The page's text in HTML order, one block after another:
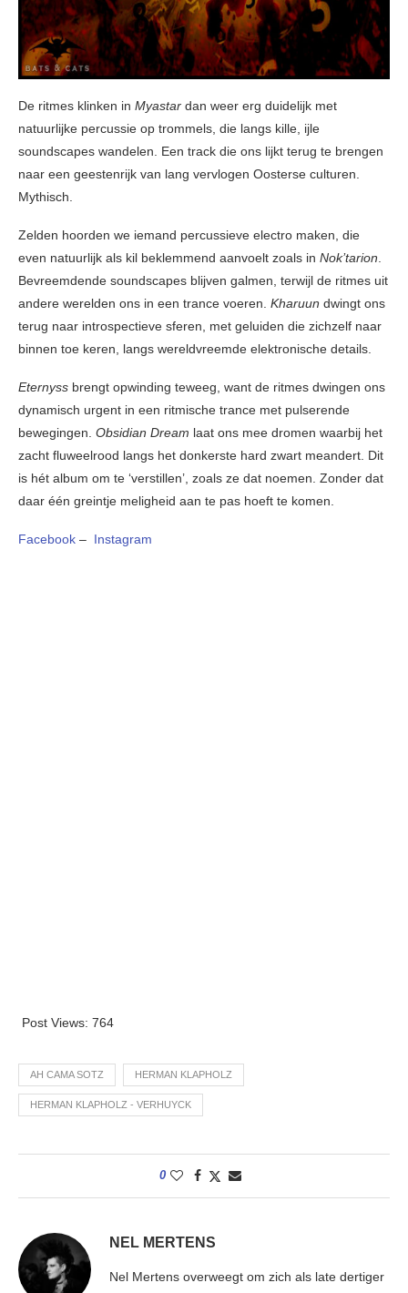
De ritmes klinken in Myastar dan weer erg duidelijk met
natuurlijke percussie op trommels, die langs kille, ijle
soundscapes wandelen. Een track die ons lijkt terug te brengen
naar een geestenrijk van lang vervlogen Oosterse culturen.
Mythisch.
Zelden hoorden we iemand percussieve electro maken, die
even natuurlijk als kil beklemmend aanvoelt zoals in Nok’tarion.
Bevreemdende soundscapes blijven galmen, terwijl de ritmes uit
andere werelden ons in een trance voeren. Kharuun dwingt ons
terug naar introspectieve sferen, met geluiden die zichzelf naar
binnen toe keren, langs wereldvreemde elektronische details.
Eternyss brengt opwinding teweeg, want de ritmes dwingen ons
dynamisch urgent in een ritmische trance met pulserende
bewegingen. Obsidian Dream laat ons mee dromen waarbij het
zacht fluweelrood langs het donkerste hard zwart meandert. Dit
is hét album om te ‘verstillen’, zoals ze dat noemen. Zonder dat
daar één greintje meligheid aan te pas hoeft te komen.
Facebook – Instagram
Post Views: 764
AH CAMA SOTZ HERMAN KLAPHOLZ
HERMAN KLAPHOLZ - VERHUYCK
0
NEL MERTENS
Nel Mertens overweegt om zich als late dertiger